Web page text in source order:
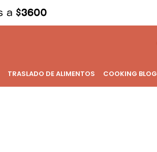
TRASLADO DE ALIMENTOS COOKING BLOG